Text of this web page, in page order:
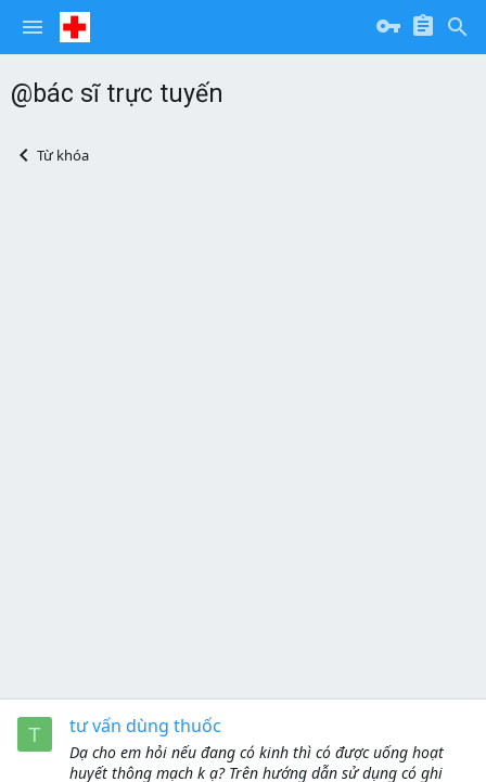
@bác sĩ trực tuyến
Từ khóa
T tư vấn dùng thuốc
Dạ cho em hỏi nếu đang có kinh thì có được uống hoạt
huyết thông mạch k ạ? Trên hướng dẫn sử dụng có ghi